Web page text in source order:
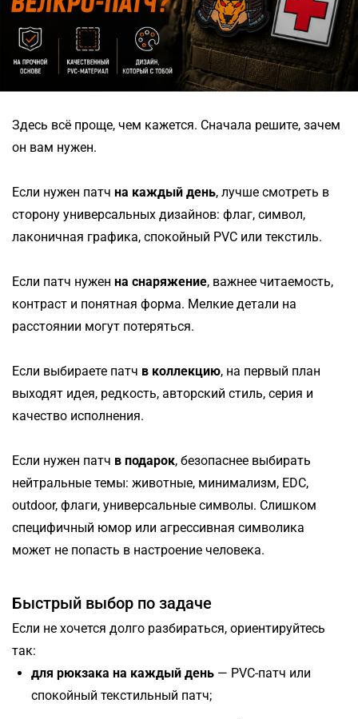
Здесь всё проще, чем кажется. Сначала решите, зачем
он вам нужен.
Если нужен патч на каждый день, лучше смотреть в
сторону универсальных дизайнов: флаг, символ,
лаконичная графика, спокойный PVC или текстиль.
Если патч нужен на снаряжение, важнее читаемость,
контраст и понятная форма. Мелкие детали на
расстоянии могут потеряться.
Если выбираете патч в коллекцию, на первый план
выходят идея, редкость, авторский стиль, серия и
качество исполнения.
Если нужен патч в подарок, безопаснее выбирать
нейтральные темы: животные, минимализм, EDC,
outdoor, флаги, универсальные символы. Слишком
специфичный юмор или агрессивная символика
может не попасть в настроение человека.
Быстрый выбор по задаче
Если не хочется долго разбираться, ориентируйтесь
так:
для рюкзака на каждый день — PVC-патч или
спокойный текстильный патч;